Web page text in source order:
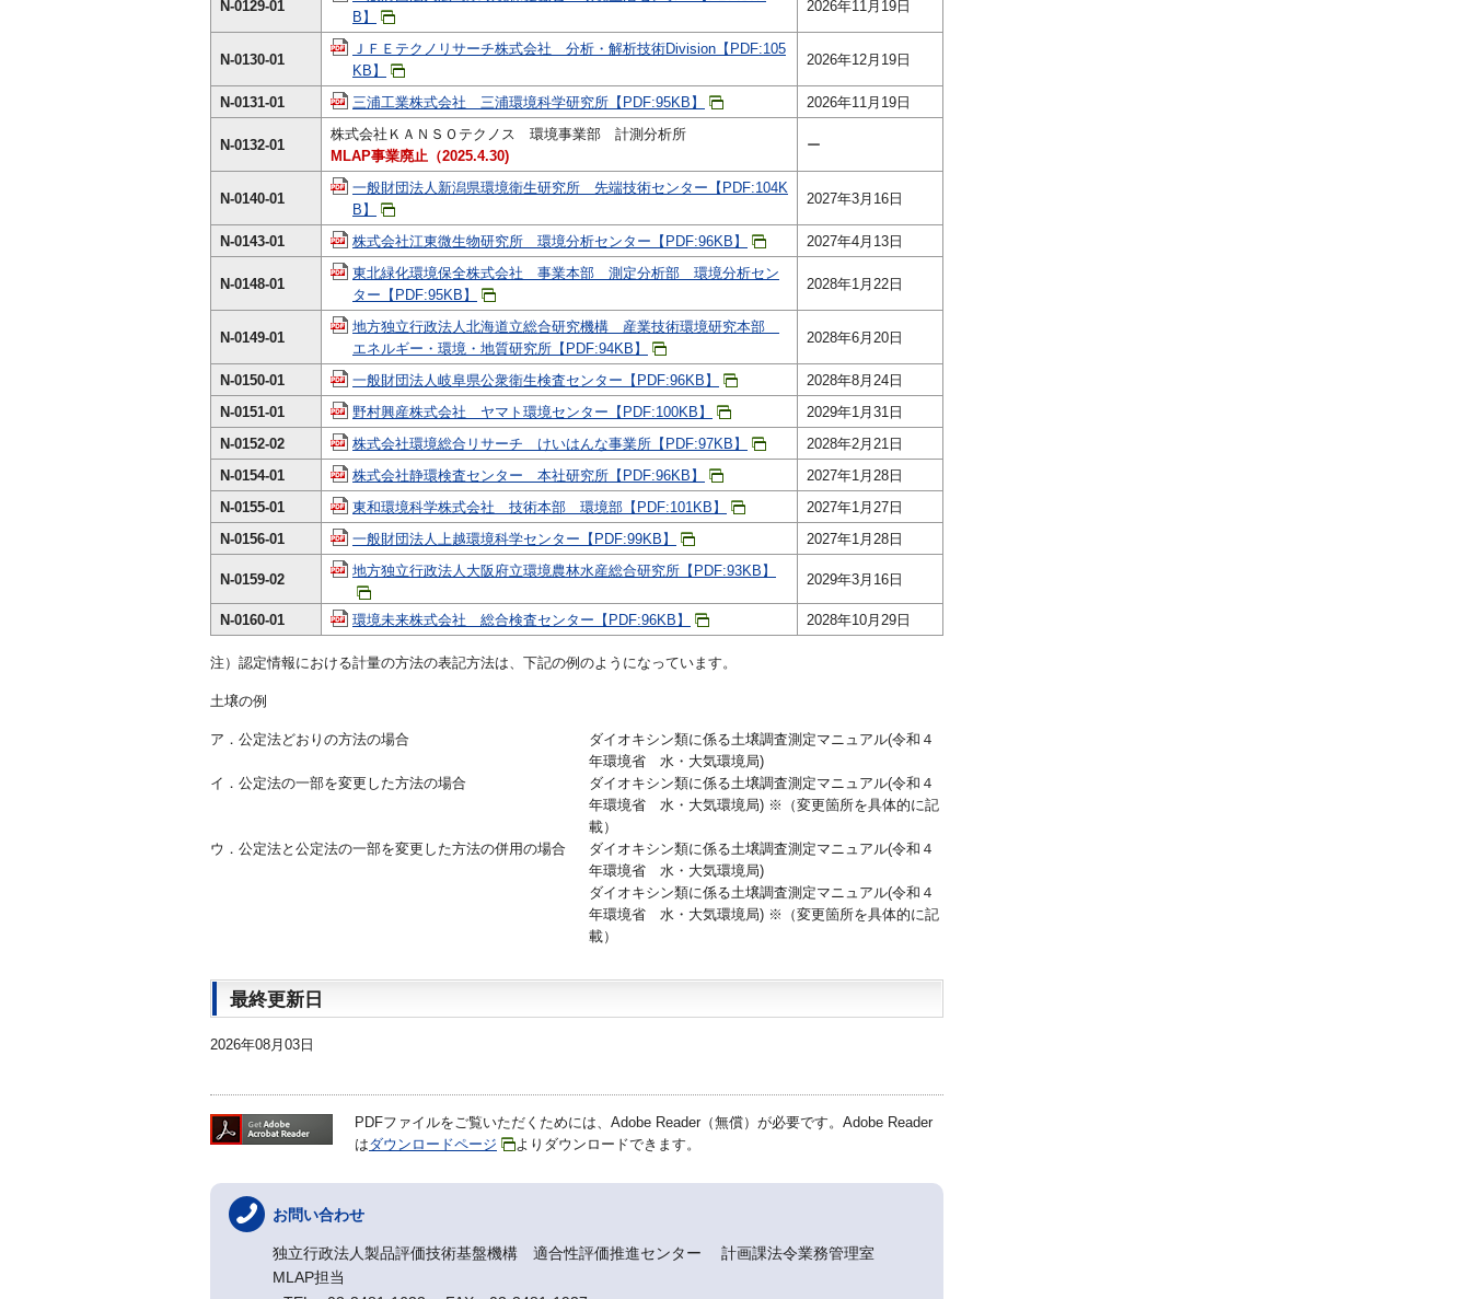
N-0129-01
B】
2026年11月19日
N-0130-01
ＪＦＥテクノリサーチ株式会社 分析・解析技術Division【PDF:105
KB】
2026年12月19日
N-0131-01 三浦工業株式会社 三浦環境科学研究所【PDF:95KB】 2026年11月19日
N-0132-01
株式会社ＫＡＮＳＯテクノス 環境事業部 計測分析所
MLAP事業廃止（2025.4.30)
ー
N-0140-01
一般財団法人新潟県環境衛生研究所 先端技術センター【PDF:104K
B】
2027年3月16日
N-0143-01 株式会社江東微生物研究所 環境分析センター【PDF:96KB】 2027年4月13日
N-0148-01
東北緑化環境保全株式会社 事業本部 測定分析部 環境分析セン
ター【PDF:95KB】
2028年1月22日
N-0149-01
地方独立行政法人北海道立総合研究機構 産業技術環境研究本部
エネルギー・環境・地質研究所【PDF:94KB】
2028年6月20日
N-0150-01 一般財団法人岐阜県公衆衛生検査センター【PDF:96KB】
2028年8月24日
N-0151-01
野村興産株式会社 ヤマト環境センター【PDF:100KB】
2029年1月31日
N-0152-02
株式会社環境総合リサーチ けいはんな事業所【PDF:97KB】
2028年2月21日
N-0154-01
株式会社静環検査センター 本社研究所【PDF:96KB】
2027年1月28日
N-0155-01
東和環境科学株式会社 技術本部 環境部【PDF:101KB】
2027年1月27日
N-0156-01
一般財団法人上越環境科学センター【PDF:99KB】 2027年1月28日
N-0159-02
地方独立行政法人大阪府立環境農林水産総合研究所【PDF:93KB】
2029年3月16日
N-0160-01 環境未来株式会社 総合検査センター【PDF:96KB】 2028年10月29日
注）認定情報における計量の方法の表記方法は、下記の例のようになっています。
土壌の例
ア．公定法どおりの方法の場合
ダイオキシン類に係る土壌調査測定マニュアル(令和４
年環境省 水・大気環境局)
イ．公定法の一部を変更した方法の場合
ダイオキシン類に係る土壌調査測定マニュアル(令和４
年環境省 水・大気環境局) ※（変更箇所を具体的に記
載）
ウ．公定法と公定法の一部を変更した方法の併用の場合
ダイオキシン類に係る土壌調査測定マニュアル(令和４
年環境省 水・大気環境局)
ダイオキシン類に係る土壌調査測定マニュアル(令和４
年環境省 水・大気環境局) ※（変更箇所を具体的に記
載）
最終更新日
2026年08月03日
PDFファイルをご覧いただくためには、Adobe Reader（無償）が必要です。Adobe Reader
はダウンロードページ よりダウンロードできます。
お問い合わせ
独立行政法人製品評価技術基盤機構 適合性評価推進センター 計画課法令業務管理室
MLAP担当